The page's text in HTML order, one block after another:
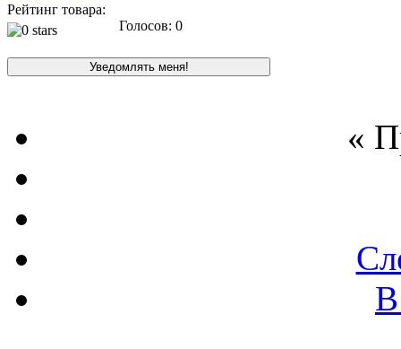
Рейтинг товара:
Голосов: 0
«